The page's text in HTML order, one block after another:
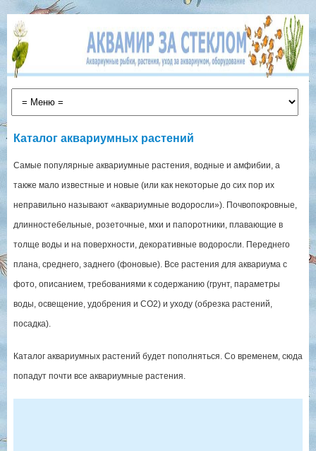
Каталог аквариумных растений
Самые популярные аквариумные растения, водные и амфибии, а
также мало известные и новые (или как некоторые до сих пор их
неправильно называют «аквариумные водоросли»). Почвопокровные,
длинностебельные, розеточные, мхи и папоротники, плавающие в
толще воды и на поверхности, декоративные водоросли. Переднего
плана, среднего, заднего (фоновые). Все растения для аквариума с
фото, описанием, требованиями к содержанию (грунт, параметры
воды, освещение, удобрения и СО2) и уходу (обрезка растений,
посадка).
Каталог аквариумных растений будет пополняться. Со временем, сюда
попадут почти все аквариумные растения.